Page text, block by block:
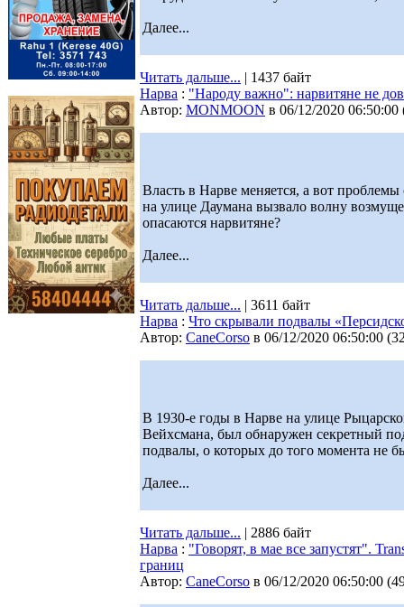
Далее...
Читать дальше... | 1437 байт
Нарва : "Народу важно": нарвитяне не
Автор: MONMOON в 06/12/2020 06:50:00
Власть в Нарве меняется, а вот
на улице Даумана вызвало волну
опасаются нарвитяне?
Далее...
Читать дальше... | 3611 байт
Нарва : Что скрывали подвалы
Автор: CaneCorso в 06/12/2020 06:50:00 (
В 1930-е годы в Нарве на улице
Вейхсмана, был обнаружен секретный
подвалы, о которых до того момента не
Далее...
Читать дальше... | 2886 байт
Нарва : "Говорят, в мае все запустят".
границ
Автор: CaneCorso в 06/12/2020 06:50:00 (